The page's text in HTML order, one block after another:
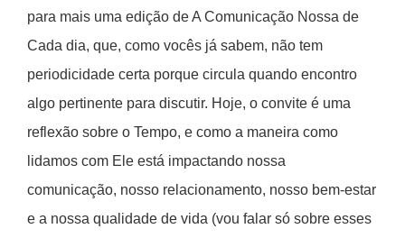
para mais uma edição de A Comunicação Nossa de
Cada dia, que, como vocês já sabem, não tem
periodicidade certa porque circula quando encontro
algo pertinente para discutir. Hoje, o convite é uma
reflexão sobre o Tempo, e como a maneira como
lidamos com Ele está impactando nossa
comunicação, nosso relacionamento, nosso bem-estar
e a nossa qualidade de vida (vou falar só sobre esses